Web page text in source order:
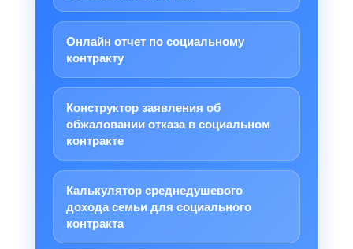
Онлайн отчет по социальному
контракту
Конструктор заявления об
обжаловании отказа в социальном
контракте
Калькулятор среднедушевого
дохода семьи для социального
контракта